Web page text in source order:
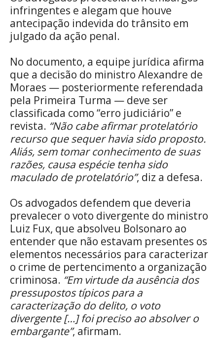
infringentes e alegam que houve
antecipação indevida do trânsito em
julgado da ação penal.
No documento, a equipe jurídica afirma
que a decisão do ministro Alexandre de
Moraes — posteriormente referendada
pela Primeira Turma — deve ser
classificada como “erro judiciário” e
revista. “Não cabe afirmar protelatório
recurso que sequer havia sido proposto.
Aliás, sem tomar conhecimento de suas
razões, causa espécie tenha sido
maculado de protelatório”, diz a defesa.
Os advogados defendem que deveria
prevalecer o voto divergente do ministro
Luiz Fux, que absolveu Bolsonaro ao
entender que não estavam presentes os
elementos necessários para caracterizar
o crime de pertencimento a organização
criminosa. “Em virtude da ausência dos
pressupostos típicos para a
caracterização do delito, o voto
divergente […] foi preciso ao absolver o
embargante”, afirmam.